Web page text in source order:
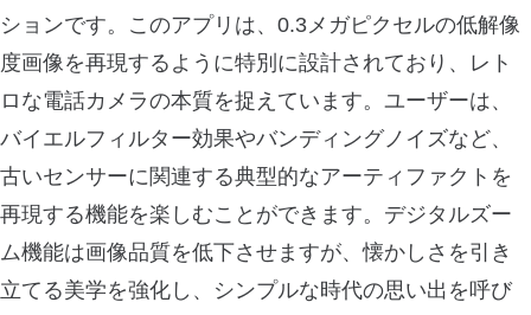
ションです。このアプリは、0.3メガピクセルの低解像
度画像を再現するように特別に設計されており、レト
ロな電話カメラの本質を捉えています。ユーザーは、
バイエルフィルター効果やバンディングノイズなど、
古いセンサーに関連する典型的なアーティファクトを
再現する機能を楽しむことができます。デジタルズー
ム機能は画像品質を低下させますが、懐かしさを引き
立てる美学を強化し、シンプルな時代の思い出を呼び